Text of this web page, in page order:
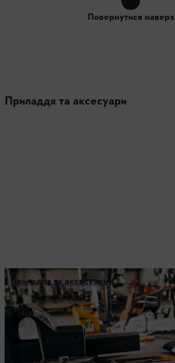
Повернутися наверх
Приладдя та аксесуари
Приладдя та аксесуари